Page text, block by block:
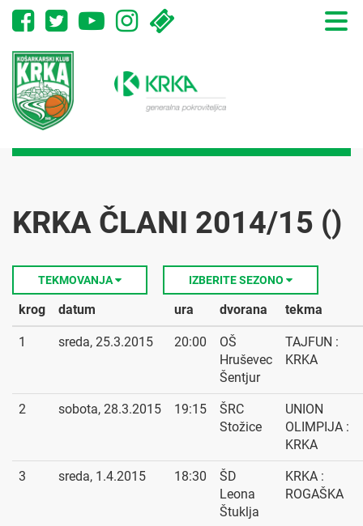
Toggle
KRKA ČLANI 2014/15 ()
TEKMOVANJA IZBERITE SEZONO
krog datum ura dvorana tekma
1 sreda, 25.3.2015 20:00
OŠ
Hruševec
Šentjur
TAJFUN :
KRKA
2 sobota, 28.3.2015 19:15
ŠRC
Stožice
UNION
OLIMPIJA :
KRKA
3 sreda, 1.4.2015 18:30
ŠD
Leona
Štuklja
KRKA :
ROGAŠKA